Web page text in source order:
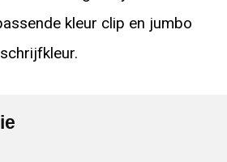
kleur clip en jumbo